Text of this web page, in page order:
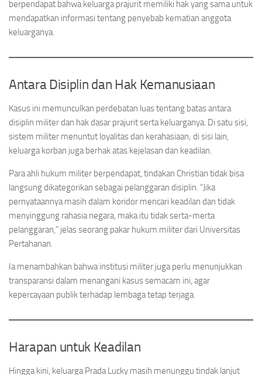
berpendapat bahwa keluarga prajurit memiliki hak yang sama untuk
mendapatkan informasi tentang penyebab kematian anggota
keluarganya.
Antara Disiplin dan Hak Kemanusiaan
Kasus ini memunculkan perdebatan luas tentang batas antara
disiplin militer dan hak dasar prajurit serta keluarganya. Di satu sisi,
sistem militer menuntut loyalitas dan kerahasiaan; di sisi lain,
keluarga korban juga berhak atas kejelasan dan keadilan.
Para ahli hukum militer berpendapat, tindakan Christian tidak bisa
langsung dikategorikan sebagai pelanggaran disiplin. “Jika
pernyataannya masih dalam koridor mencari keadilan dan tidak
menyinggung rahasia negara, maka itu tidak serta-merta
pelanggaran,” jelas seorang pakar hukum militer dari Universitas
Pertahanan.
Ia menambahkan bahwa institusi militer juga perlu menunjukkan
transparansi dalam menangani kasus semacam ini, agar
kepercayaan publik terhadap lembaga tetap terjaga.
Harapan untuk Keadilan
Hingga kini, keluarga Prada Lucky masih menunggu tindak lanjut